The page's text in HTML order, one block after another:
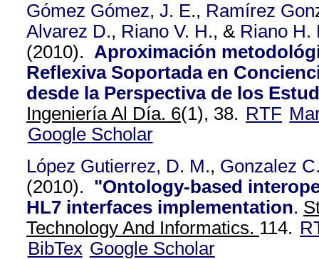
Gómez Gómez, J. E., Ramírez
Alvarez D., Riano V. H., & Riano H.
(2010). Aproximación
Reflexiva Soportada en
desde la Perspectiva de los
Ingeniería Al Día. 6(1), 38. RTF
Google Scholar
López Gutierrez, D. M., Gonzalez
(2010). "Ontology-based
HL7 interfaces implementation.
Technology And Informatics. 114.
BibTex Google Scholar